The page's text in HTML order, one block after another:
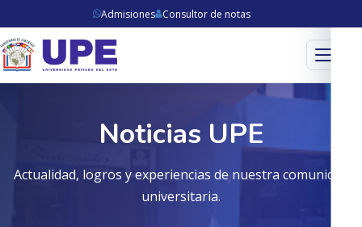
Admisiones Consultor de notas
Menú
Noticias UPE
Actualidad, logros y experiencias de nuestra comunidad
universitaria.